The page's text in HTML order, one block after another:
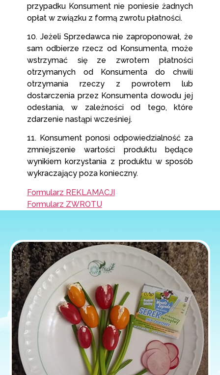
przypadku Konsument nie poniesie żadnych
opłat w związku z formą zwrotu płatności.
10. Jeżeli Sprzedawca nie zaproponował, że
sam odbierze rzecz od Konsumenta, może
wstrzymać się ze zwrotem płatności
otrzymanych od Konsumenta do chwili
otrzymania rzeczy z powrotem lub
dostarczenia przez Konsumenta dowodu jej
odesłania, w zależności od tego, które
zdarzenie nastąpi wcześniej.
11. Konsument ponosi odpowiedzialność za
zmniejszenie wartości produktu będące
wynikiem korzystania z produktu w sposób
wykraczający poza konieczny.
Formularz REKLAMACJI
Formularz ZWROTU